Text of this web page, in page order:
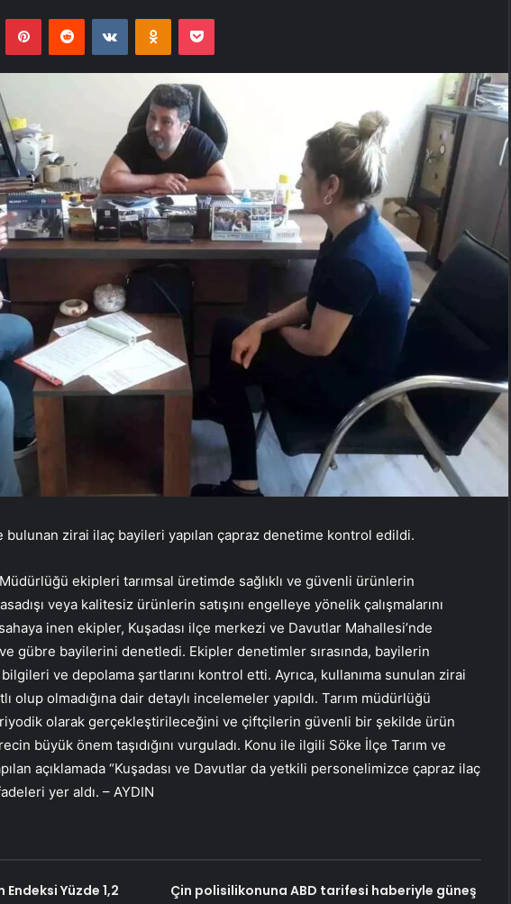
PinterestReddit VKontakteOdnoklassniki
Pocket
bulunan zirai ilaç bayileri yapılan çapraz denetime kontrol edildi.
ekipleri tarımsal üretimde sağlıklı ve güvenli ürünlerin
veya kalitesiz ürünlerin satışını engelleye yönelik çalışmalarını
inen ekipler, Kuşadası ilçe merkezi ve Davutlar Mahallesi’nde
gübre bayilerini denetledi. Ekipler denetimler sırasında, bayilerin
ve depolama şartlarını kontrol etti. Ayrıca, kullanıma sunulan zirai
olup olmadığına dair detaylı incelemeler yapıldı. Tarım müdürlüğü
olarak gerçekleştirileceğini ve çiftçilerin güvenli bir şekilde ürün
büyük önem taşıdığını vurguladı. Konu ile ilgili Söke İlçe Tarım ve
açıklamada “Kuşadası ve Davutlar da yetkili personelimizce çapraz ilaç
yer aldı. – AYDIN
Yüzde 1,2
Çin polisilikonuna ABD tarifesi haberiyle güneş